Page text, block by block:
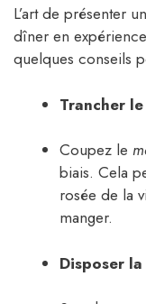
L’art de présenter
dîner en
quelques conseils
Trancher
Coupez le
biais. Cela
rosée de la
manger.
Disposer la